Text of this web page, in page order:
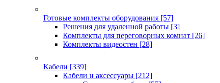
Готовые комплекты оборудования [57]
Решения для удаленной работы [3]
Комплекты для переговорных комнат [26]
Комплекты видеостен [28]
Кабели [339]
Кабели и аксессуары [212]